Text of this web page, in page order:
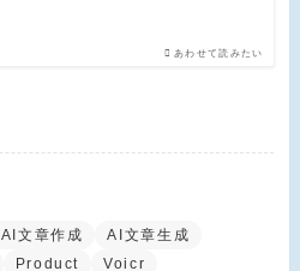
あわせて読みたい
AI文章作成
AI文章生成
Product Voicr